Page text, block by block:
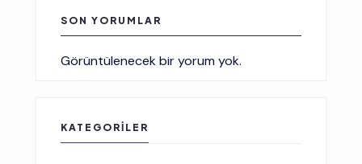
SON YORUMLAR
Görüntülenecek bir yorum yok.
KATEGORILER